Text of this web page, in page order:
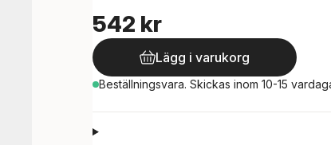
542 kr
Lägg i varukorg
Beställningsvara. Skickas inom 10-15